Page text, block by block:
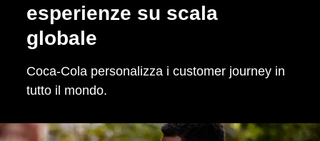
esperienze su scala
globale
Coca-Cola personalizza i customer journey in
tutto il mondo.